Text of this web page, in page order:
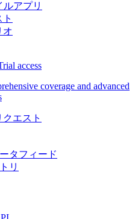
ルアプリ
オ
access
coverage and advanced
エスト
タフィード
リ